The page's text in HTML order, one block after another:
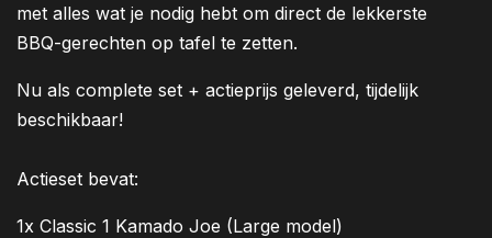
met alles wat je nodig hebt om direct de lekkerste
BBQ-gerechten op tafel te zetten.
Nu als complete set + actieprijs geleverd, tijdelijk
beschikbaar!
Actieset bevat:
1x Classic 1 Kamado Joe (Large model)